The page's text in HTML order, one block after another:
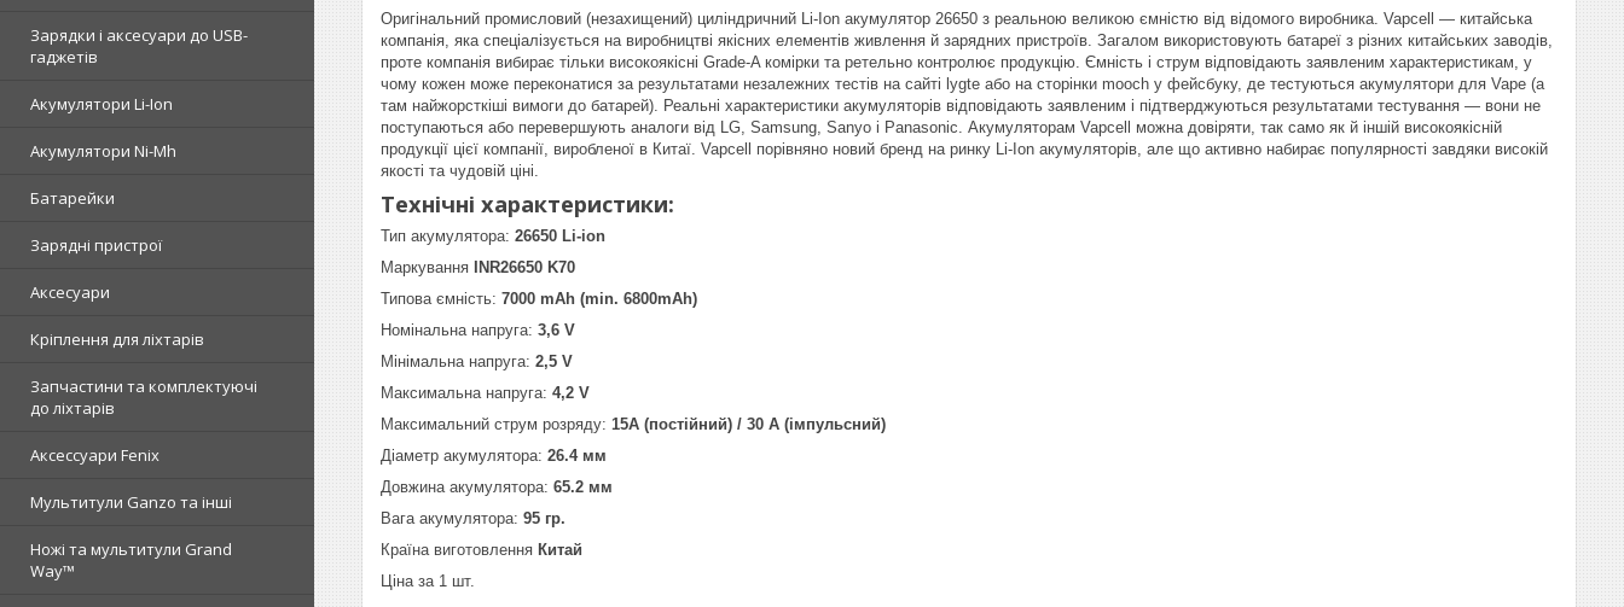
Зарядки і аксесуари до USB-
гаджетів
Акумулятори Li-Ion
Акумулятори Ni-Mh
Батарейки
Зарядні пристрої
Аксесуари
Кріплення для ліхтарів
Запчастини та комплектуючі
до ліхтарів
Аксессуари Fenix
Мультитули Ganzo та інші
Ножі та мультитули Grand
Way™
Оригінальний промисловий (незахищений) циліндричний Li-Ion акумулятор 26650 з реальною великою ємністю від відомого виробника. Vapcell — китайська
компанія, яка спеціалізується на виробництві якісних елементів живлення й зарядних пристроїв. Загалом використовують батареї з різних китайських заводів,
проте компанія вибирає тільки високоякісні Grade-A комірки та ретельно контролює продукцію. Ємність і струм відповідають заявленим характеристикам, у
чому кожен може переконатися за результатами незалежних тестів на сайті lygte або на сторінки mooch у фейсбуку, де тестуються акумулятори для Vape (а
там найжорсткіші вимоги до батарей). Реальні характеристики акумуляторів відповідають заявленим і підтверджуються результатами тестування — вони не
поступаються або перевершують аналоги від LG, Samsung, Sanyo і Panasonic. Акумуляторам Vapcell можна довіряти, так само як й іншій високоякісній
продукції цієї компанії, виробленої в Китаї. Vapcell порівняно новий бренд на ринку Li-Ion акумуляторів, але що активно набирає популярності завдяки високій
якості та чудовій ціні.
Технічні характеристики:
Тип акумулятора: 26650 Li-ion
Маркування INR26650 K70
Типова ємність: 7000 mAh (min. 6800mAh)
Номінальна напруга: 3,6 V
Мінімальна напруга: 2,5 V
Максимальна напруга: 4,2 V
Максимальний струм розряду: 15А (постійний) / 30 А (імпульсний)
Діаметр акумулятора: 26.4 мм
Довжина акумулятора: 65.2 мм
Вага акумулятора: 95 гр.
Країна виготовлення Китай
Ціна за 1 шт.